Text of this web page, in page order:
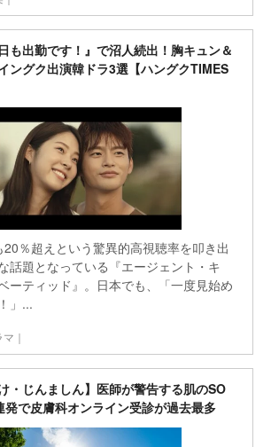
も出勤です！』で沼人続出！胸キュン＆
ングク出演韓ドラ3選【ハングクTIMES
％超えという驚異的高視聴率を叩き出
話題となっている『エージェント・キ
ーティッド』。日本でも、「一度見始め
」...
マ｜
・じんましん】医師が警告する肌のSO
発で皮膚科オンライン受診が過去最多